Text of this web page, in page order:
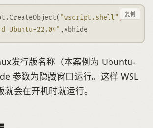
( "wscript.shell" )
Ubuntu-22.04" ,vbhide
复制
发行版名称（本案例为 Ubuntu-
参数为隐藏窗口运行。这样 WSL
会在开机时就运行。